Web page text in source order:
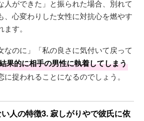
人ができた」と振られた場合、別れて
、心変わりした女性に対抗心を燃やす
す。
なのに」「私の良さに気付いて戻って
果的に相手の男性に執着してしまう
捉われることになるのでしょう。
人の特徴3. 寂しがりやで彼氏に依